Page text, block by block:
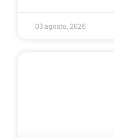
03 agosto, 2026